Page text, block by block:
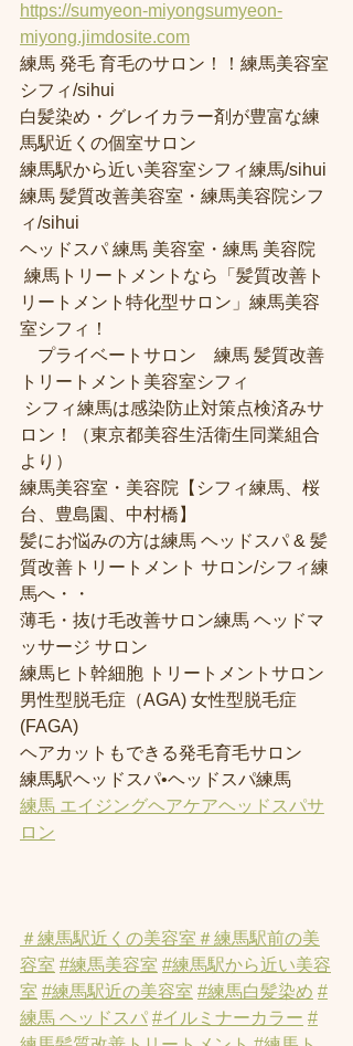
https://sumyeon-miyongsumyeon-
miyong.jimdosite.com
練馬 発毛 育毛のサロン！！練馬美容室
シフィ/sihui
白髪染め・グレイカラー剤が豊富な練
馬駅近くの個室サロン
練馬駅から近い美容室シフィ練馬/sihui
練馬 髪質改善美容室・練馬美容院シフ
ィ/sihui
ヘッドスパ 練馬 美容室・練馬 美容院
練馬トリートメントなら「髪質改善ト
リートメント特化型サロン」練馬美容
室シフィ！
プライベートサロン　練馬 髪質改善
トリートメント美容室シフィ
シフィ練馬は感染防止対策点検済みサ
ロン！（東京都美容生活衛生同業組合
より）
練馬美容室・美容院【シフィ練馬、桜
台、豊島園、中村橋】
髪にお悩みの方は練馬 ヘッドスパ & 髪
質改善トリートメント サロン/シフィ練
馬へ・・
薄毛・抜け毛改善サロン練馬 ヘッドマ
ッサージ サロン
練馬ヒト幹細胞 トリートメントサロン
男性型脱毛症（AGA) 女性型脱毛症
(FAGA)
ヘアカットもできる発毛育毛サロン
練馬駅ヘッドスパ•ヘッドスパ練馬
練馬 エイジングヘアケアヘッドスパサ
ロン
＃練馬駅近くの美容室 ＃練馬駅前の美
容室 #練馬美容室 #練馬駅から近い美容
室 #練馬駅近の美容室 #練馬白髪染め #
練馬 ヘッドスパ #イルミナーカラー #